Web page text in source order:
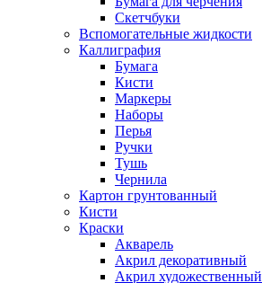
Скетчбуки
Вспомогательные жидкости
Каллиграфия
Бумага
Кисти
Маркеры
Наборы
Перья
Ручки
Тушь
Чернила
Картон грунтованный
Кисти
Краски
Акварель
Акрил декоративный
Акрил художественный